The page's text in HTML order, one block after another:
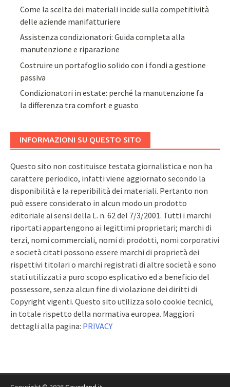
Come la scelta dei materiali incide sulla competitività
delle aziende manifatturiere
Assistenza condizionatori: Guida completa alla
manutenzione e riparazione
Costruire un portafoglio solido con i fondi a gestione
passiva
Condizionatori in estate: perché la manutenzione fa
la differenza tra comfort e guasto
INFORMAZIONI SU QUESTO SITO
Questo sito non costituisce testata giornalistica e non ha
carattere periodico, infatti viene aggiornato secondo la
disponibilità e la reperibilità dei materiali. Pertanto non
può essere considerato in alcun modo un prodotto
editoriale ai sensi della L. n. 62 del 7/3/2001. Tutti i marchi
riportati appartengono ai legittimi proprietari; marchi di
terzi, nomi commerciali, nomi di prodotti, nomi corporativi
e società citati possono essere marchi di proprietà dei
rispettivi titolari o marchi registrati di altre società e sono
stati utilizzati a puro scopo esplicativo ed a beneficio del
possessore, senza alcun fine di violazione dei diritti di
Copyright vigenti. Questo sito utilizza solo cookie tecnici,
in totale rispetto della normativa europea. Maggiori
dettagli alla pagina: PRIVACY